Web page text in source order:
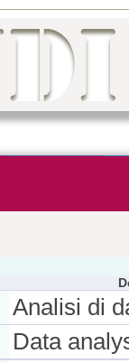
Analisi di
Data